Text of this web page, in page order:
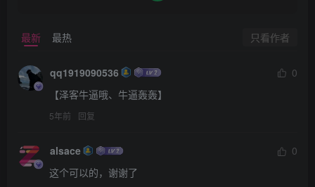
最新 最热 只看作者
qq1919090536
0
【泽客牛逼哦、牛逼轰轰】
5年前 回复
alsace
0
这个可以的，谢谢了